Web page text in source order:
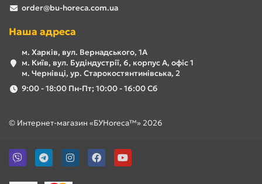
order@bu-horeca.com.ua
Наша адреса
м. Харків, вул. Вернадського, 1А
м. Київ, вул. Будіндустрії, 6, корпус А, офіс 1
м. Чернівці, ур. Старокостянтинівська, 2
9:00 - 18:00 Пн-Пт; 10:00 - 16:00 Сб
© Интернет-магазин «БУHoreca™» 2026